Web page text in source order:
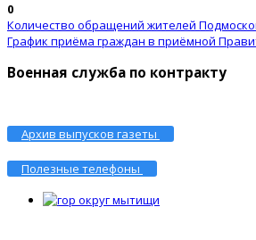
0
Количество обращений жителей
График приёма граждан в приёмной
Военная служба по контракту
Архив выпусков газеты
Полезные телефоны